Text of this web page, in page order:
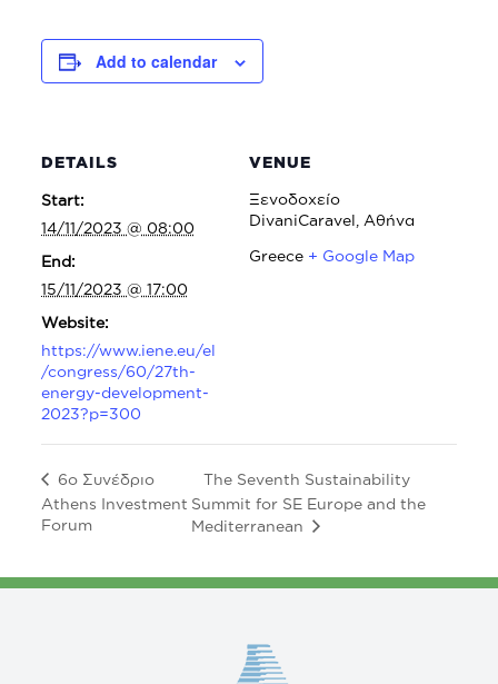
Add to calendar
DETAILS
Start:
14/11/2023 @ 08:00
End:
15/11/2023 @ 17:00
Website:
https://www.iene.eu/el
/congress/60/27th-
energy-development-
2023?p=300
VENUE
Ξενοδοχείο
DivaniCaravel, Αθήνα
Greece + Google Map
6o Συνέδριο
Athens Investment
Forum
The Seventh Sustainability
Summit for SE Europe and the
Mediterranean